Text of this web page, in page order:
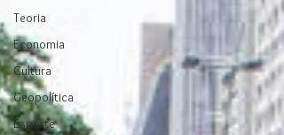
Teoria
Economia
Cultura
Geopolítica
Esporte